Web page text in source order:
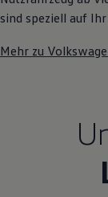
sind speziell auf
Mehr zu